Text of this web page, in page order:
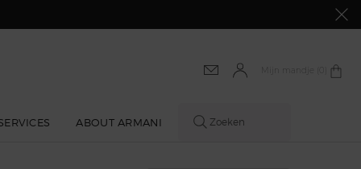
Mijn mandje
0 product
ABOUT ARMANI Zoeken